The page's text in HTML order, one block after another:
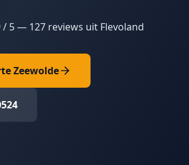
/ 5 — 127 reviews uit Flevoland
Zeewolde